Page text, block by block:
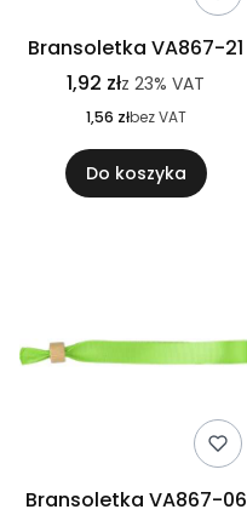
Bransoletka VA867-21
1,92 złz 23% VAT
1,56 złbez VAT
Do koszyka
Bransoletka VA867-06